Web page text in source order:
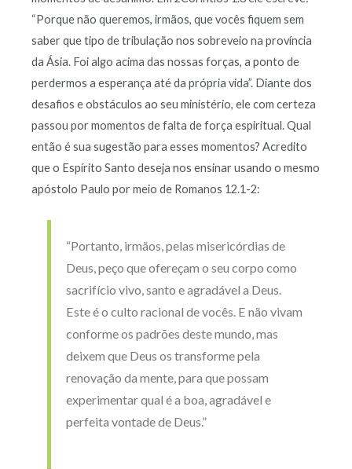
“Porque não queremos, irmãos, que vocês fiquem sem
saber que tipo de tribulação nos sobreveio na província
da Ásia. Foi algo acima das nossas forças, a ponto de
perdermos a esperança até da própria vida”. Diante dos
desafios e obstáculos ao seu ministério, ele com certeza
passou por momentos de falta de força espiritual. Qual
então é sua sugestão para esses momentos? Acredito
que o Espírito Santo deseja nos ensinar usando o mesmo
apóstolo Paulo por meio de Romanos 12.1-2:
“Portanto, irmãos, pelas misericórdias de
Deus, peço que ofereçam o seu corpo como
sacrifício vivo, santo e agradável a Deus.
Este é o culto racional de vocês. E não vivam
conforme os padrões deste mundo, mas
deixem que Deus os transforme pela
renovação da mente, para que possam
experimentar qual é a boa, agradável e
perfeita vontade de Deus.”